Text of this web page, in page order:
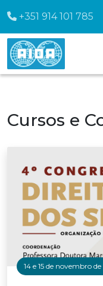
+351 914 101 785
Cursos e
14 e 15 de novembro